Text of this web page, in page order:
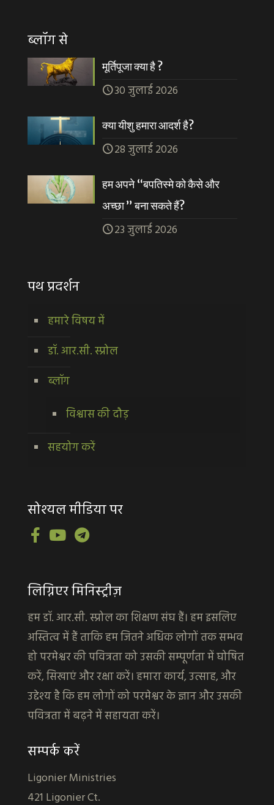
ब्लॉग से
मूर्तिपूजा क्या है ?
30 जुलाई 2026
क्या यीशु हमारा आदर्श है?
28 जुलाई 2026
हम अपने “बपतिस्मे को कैसे और
अच्छा ” बना सकते हैं?
23 जुलाई 2026
पथ प्रदर्शन
हमारे विषय में
डॉ. आर.सी. स्प्रोल
ब्लॉग
विश्वास की दौड़
सहयोग करें
सोश्यल मीडिया पर
लिग्निएर मिनिस्ट्रीज़
हम डॉ. आर.सी. स्प्रोल का शिक्षण संघ हैं। हम इसलिए
अस्तित्व में हैं ताकि हम जितने अधिक लोगों तक सम्भव
हो परमेश्वर की पवित्रता को उसकी सम्पूर्णता में घोषित
करें, सिखाएं और रक्षा करें। हमारा कार्य, उत्साह, और
उद्देश्य है कि हम लोगों को परमेश्वर के ज्ञान और उसकी
पवित्रता में बढ़ने में सहायता करें।
सम्पर्क करें
Ligonier Ministries
421 Ligonier Ct.